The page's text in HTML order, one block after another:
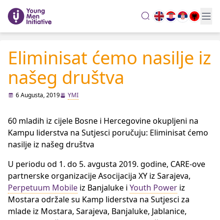
search
Eliminisat ćemo nasilje iz
našeg društva
6 Augusta, 2019 YMI
60 mladih iz cijele Bosne i Hercegovine okupljeni na
Kampu liderstva na Sutjesci poručuju: Eliminisat ćemo
nasilje iz našeg društva
U periodu od 1. do 5. avgusta 2019. godine, CARE-ove
partnerske organizacije Asocijacija XY iz Sarajeva,
Perpetuum Mobile iz Banjaluke i Youth Power iz
Mostara održale su Kamp liderstva na Sutjesci za
mlade iz Mostara, Sarajeva, Banjaluke, Jablanice,